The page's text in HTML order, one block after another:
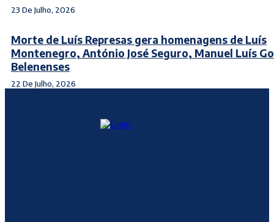
23 De Julho, 2026
Morte de Luís Represas gera homenagens de Luís
Montenegro, António José Seguro, Manuel Luís
Belenenses
22 De Julho, 2026